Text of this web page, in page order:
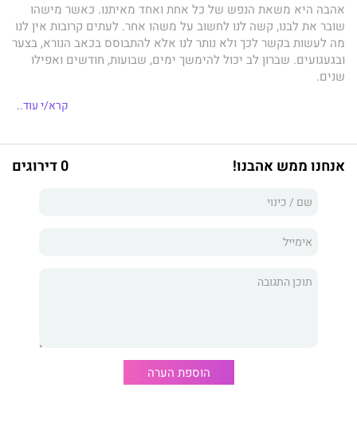
אהבה היא משאת הנפש של כל אחת ואחד מאיתנו. כאשר מישהו
שובר את לבנו, קשה לנו לחשוב על משהו אחר. לעתים קרובות אין לנו
מה לעשות בקשר לכך ולא נותר לנו אלא להתבוסס בכאב הנורא, בצער
ובגעגועים. שברון לב יכול להימשך ימים, שבועות, חודשים ואפילו
שנים.
ובכל זאת, בעוד שלא מצפים ממישהו שנשברה לו היד או הרגל לנהוג
בין אם מדובר באהבה רומנטית שנגמרה ובין אם מדובר במוות של
גיא וינשכיצד ישתפרו חיינו אם נבין טוב יותר את הכאב הרגשי
להישבר יחד איתו. יש באפשרותנו לתפוס שליטה על חיינו ועל רוחנו
ולעלות על הנתיב שיוביל לריפוי.
קרא/י עוד..
אנחנו ממש אהבנו! 0 דירוגים
הוספת הערה